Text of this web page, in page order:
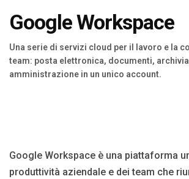
Blog
Google Workspace
Una serie di servizi cloud per il lavoro e la
team: posta elettronica, documenti,
amministrazione in un unico account.
Google Workspace è una piattaforma
produttività aziendale e dei team che